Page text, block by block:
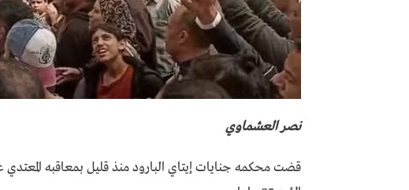
نصر العشماوي
قضت محكمه جنايات إيتاي البارود منذ قليل بمعاقبه المعتدي